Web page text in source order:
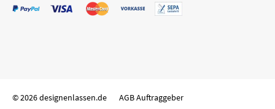
© 2026 designenlassen.de
AGB Auftraggeber